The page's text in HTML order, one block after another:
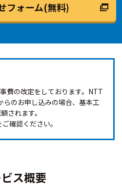
フォーム(無料)
費の改定をしております。NTT
らのお申し込みの場合、基本工
されます。
ご確認ください。
ス概要